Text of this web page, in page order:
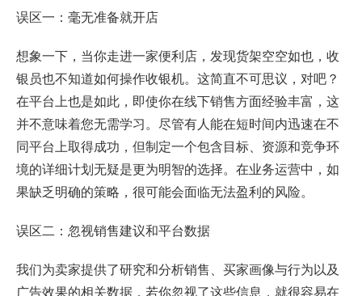
误区一：毫无准备就开店
想象一下，当你走进一家便利店，发现货架空空如也，收
银员也不知道如何操作收银机。这简直不可思议，对吧？
在平台上也是如此，即使你在线下销售方面经验丰富，这
并不意味着您无需学习。尽管有人能在短时间内迅速在不
同平台上取得成功，但制定一个包含目标、资源和竞争环
境的详细计划无疑是更为明智的选择。在业务运营中，如
果缺乏明确的策略，很可能会面临无法盈利的风险。
误区二：忽视销售建议和平台数据
我们为卖家提供了研究和分析销售、买家画像与行为以及
广告效果的相关数据，若你忽视了这些信息，就很容易在